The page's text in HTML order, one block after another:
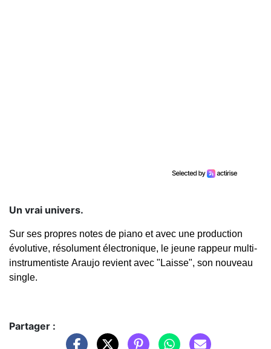
Un vrai univers.
Sur ses propres notes de piano et avec une production
évolutive, résolument électronique, le jeune rappeur multi-
instrumentiste Araujo revient avec "Laisse", son nouveau
single.
Partager :